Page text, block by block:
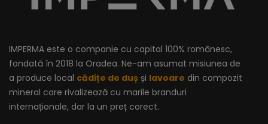
IMPERMA este o companie cu capital 100% românesc,
fondată în 2018 la Oradea. Ne-am asumat misiunea de
a produce local cădițe de duș și lavoare din compozit
mineral care rivalizează cu marile branduri
internaționale, dar la un preț corect.